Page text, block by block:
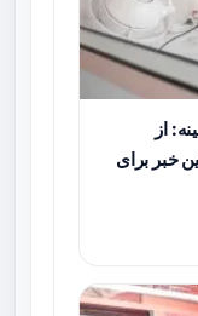
از
خبر برای